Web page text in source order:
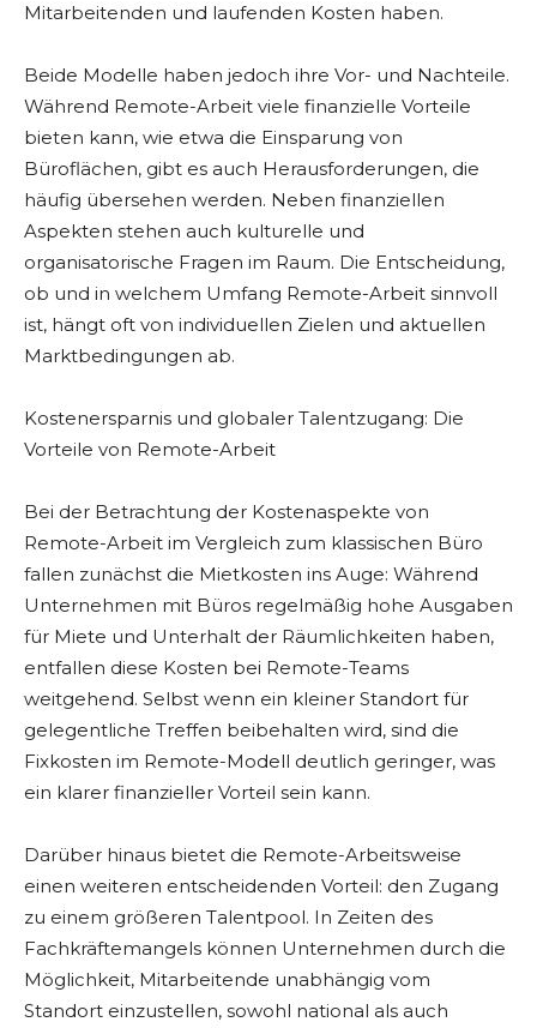
Mitarbeitenden und laufenden Kosten haben.
Beide Modelle haben jedoch ihre Vor- und Nachteile.
Während Remote-Arbeit viele finanzielle Vorteile
bieten kann, wie etwa die Einsparung von
Büroflächen, gibt es auch Herausforderungen, die
häufig übersehen werden. Neben finanziellen
Aspekten stehen auch kulturelle und
organisatorische Fragen im Raum. Die Entscheidung,
ob und in welchem Umfang Remote-Arbeit sinnvoll
ist, hängt oft von individuellen Zielen und aktuellen
Marktbedingungen ab.
Kostenersparnis und globaler Talentzugang: Die
Vorteile von Remote-Arbeit
Bei der Betrachtung der Kostenaspekte von
Remote-Arbeit im Vergleich zum klassischen Büro
fallen zunächst die Mietkosten ins Auge: Während
Unternehmen mit Büros regelmäßig hohe Ausgaben
für Miete und Unterhalt der Räumlichkeiten haben,
entfallen diese Kosten bei Remote-Teams
weitgehend. Selbst wenn ein kleiner Standort für
gelegentliche Treffen beibehalten wird, sind die
Fixkosten im Remote-Modell deutlich geringer, was
ein klarer finanzieller Vorteil sein kann.
Darüber hinaus bietet die Remote-Arbeitsweise
einen weiteren entscheidenden Vorteil: den Zugang
zu einem größeren Talentpool. In Zeiten des
Fachkräftemangels können Unternehmen durch die
Möglichkeit, Mitarbeitende unabhängig vom
Standort einzustellen, sowohl national als auch